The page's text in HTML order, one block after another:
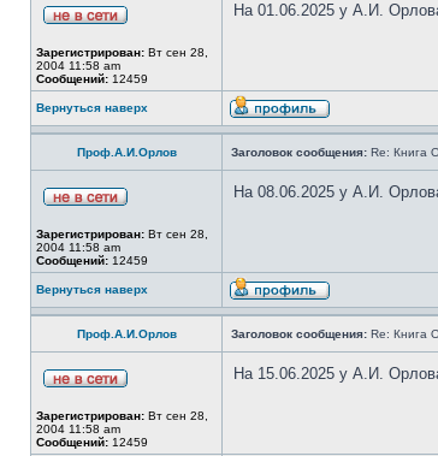
Зарегистрирован: Вт сен 28,
2004 11:58 am
Сообщений: 12459
На 01.06.2025 у А.И.
Вернуться наверх
Проф.А.И.Орлов Заголовок сообщения: Re: Книга
Зарегистрирован: Вт сен 28,
2004 11:58 am
Сообщений: 12459
На 08.06.2025 у А.И.
Вернуться наверх
Проф.А.И.Орлов Заголовок сообщения: Re: Книга
Зарегистрирован: Вт сен 28,
2004 11:58 am
Сообщений: 12459
На 15.06.2025 у А.И.